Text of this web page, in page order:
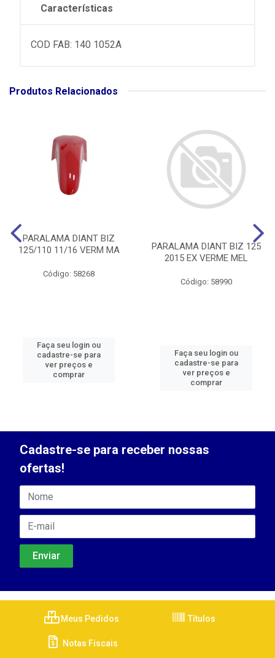
Características
COD FAB: 140 1052A
Produtos Relacionados
PARALAMA DIANT BIZ
125/110 11/16 VERM MA
Código: 58268
Faça seu login ou
cadastre-se para
ver preços e
comprar
PARALAMA DIANT BIZ 125
2015 EX VERME MEL
Código: 58990
Faça seu login ou
cadastre-se para
ver preços e
comprar
Cadastre-se para receber nossas
ofertas!
Meus Pedidos Títulos
Notas Fiscais